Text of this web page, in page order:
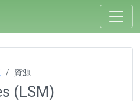
資源
(LSM)